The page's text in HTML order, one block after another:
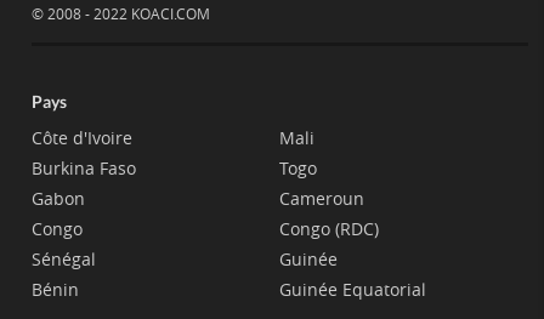
© 2008 - 2022 KOACI.COM
Pays
Côte d'Ivoire
Burkina Faso
Gabon
Congo
Sénégal
Bénin
Mali
Togo
Cameroun
Congo (RDC)
Guinée
Guinée Equatorial